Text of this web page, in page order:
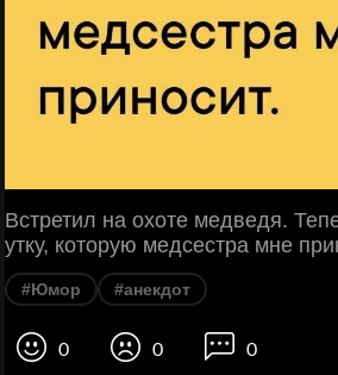
Встретил на охоте медведя.
утку, которую медсестра мне
#Юмор #анекдот
0 0 0